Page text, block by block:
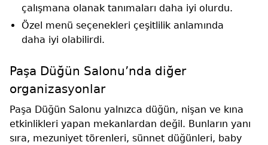
çalışmana olanak tanımaları daha iyi olurdu.
Özel menü seçenekleri çeşitlilik anlamında
daha iyi olabilirdi.
Paşa Düğün Salonu’nda diğer
organizasyonlar
Paşa Düğün Salonu yalnızca düğün, nişan ve kına
etkinlikleri yapan mekanlardan değil. Bunların yanı
sıra, mezuniyet törenleri, sünnet düğünleri, baby